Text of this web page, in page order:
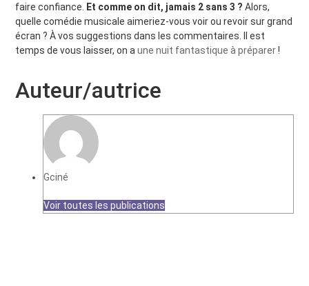
faire confiance. Et comme on dit, jamais 2 sans 3 ? Alors,
quelle comédie musicale aimeriez-vous voir ou revoir sur grand
écran ? À vos suggestions dans les commentaires. Il est
temps de vous laisser, on aune nuit fantastique à préparer!
Auteur/autrice
Gciné
Voir toutes les publications